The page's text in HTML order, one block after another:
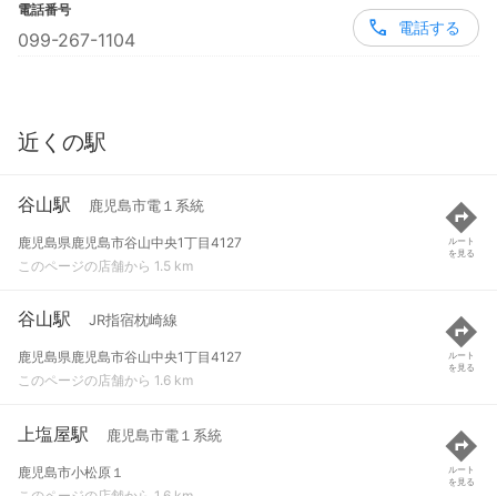
電話番号
099-267-1104
電話する
近くの駅
谷山駅 鹿児島市電１系統
鹿児島県鹿児島市谷山中央1丁目4127
このページの店舗から 1.5 km
ルート
を見る
谷山駅 JR指宿枕崎線
鹿児島県鹿児島市谷山中央1丁目4127
このページの店舗から 1.6 km
ルート
を見る
上塩屋駅 鹿児島市電１系統
鹿児島市小松原１
ルート
を見る